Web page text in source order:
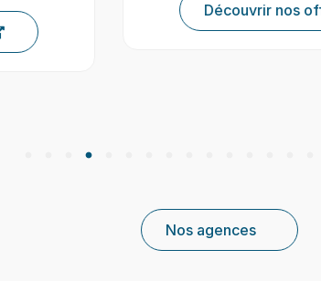
Découvrir nos offres
Nos agences